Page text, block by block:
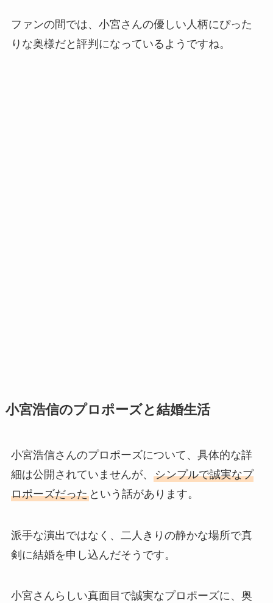
ファンの間では、小宮さんの優しい人柄にぴった
りな奥様だと評判になっているようですね。
小宮浩信のプロポーズと結婚生活
小宮浩信さんのプロポーズについて、具体的な詳
細は公開されていませんが、 シンプルで誠実なプ
ロポーズだったという話があります。
派手な演出ではなく、二人きりの静かな場所で真
剣に結婚を申し込んだそうです。
小宮さんらしい真面目で誠実なプロポーズに、奥